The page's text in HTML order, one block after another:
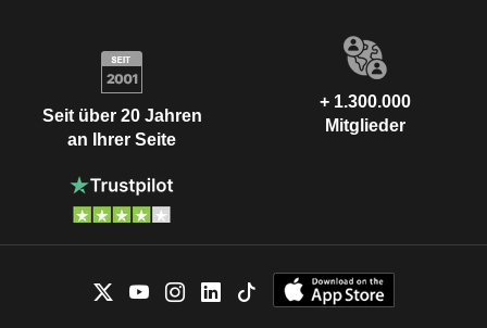
Seit über 20 Jahren
an Ihrer Seite
+ 1.300.000
Mitglieder